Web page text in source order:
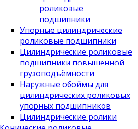
роликовые
подшипники
Упорные цилиндрические
роликовые подшипники
Цилиндрические роликовые
подшипники повышенной
грузоподъёмности
Наружные обоймы для
цилиндрических роликовых
упорных подшипников
Цилиндрические ролики